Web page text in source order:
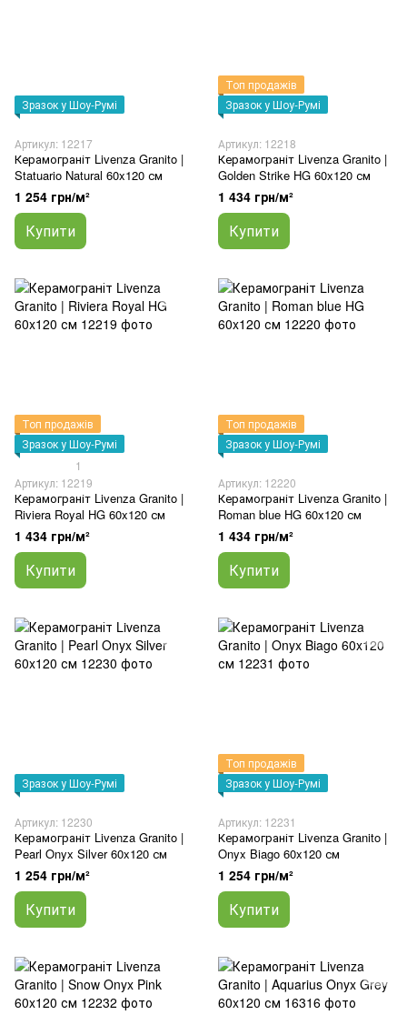
Зразок у Шоу-Румі
Артикул: 12217
Керамограніт Livenza Granito |
Statuario Natural 60x120 см
1 254 грн/м²
Купити
Топ продажів
Зразок у Шоу-Румі
Артикул: 12218
Керамограніт Livenza Granito |
Golden Strike HG 60x120 см
1 434 грн/м²
Купити
Топ продажів
Зразок у Шоу-Румі
1
Артикул: 12219
Керамограніт Livenza Granito |
Riviera Royal HG 60x120 см
1 434 грн/м²
Купити
Топ продажів
Зразок у Шоу-Румі
Артикул: 12220
Керамограніт Livenza Granito |
Roman blue HG 60x120 см
1 434 грн/м²
Купити
Зразок у Шоу-Румі
Артикул: 12230
Керамограніт Livenza Granito |
Pearl Onyx Silver 60x120 см
1 254 грн/м²
Купити
Топ продажів
Зразок у Шоу-Румі
Артикул: 12231
Керамограніт Livenza Granito |
Onyx Biago 60x120 см
1 254 грн/м²
Купити